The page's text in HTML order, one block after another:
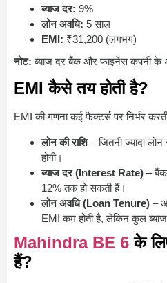
ब्याज दर: 9%
लोन अवधि: 5 साल
EMI: ₹31,200 (लगभग)
नोट: ब्याज दर बैंक और फाइनेंस कंपनी के
EMI कैसे तय होती है?
EMI की गणना कई फैक्टर्स पर निर्भर
लोन की राशि– जितनी ज्यादा लोन
होगी।
ब्याज दर (Interest Rate) – बैंक
12% तक हो सकती हैं।
लोन अवधि (Loan Tenure) –
EMI कम होती है, लेकिन कुल ब्याज
Mahindra BE 6 के
हैं?